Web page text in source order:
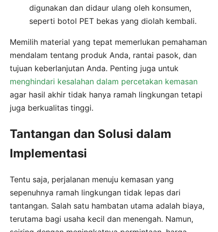
digunakan dan didaur ulang oleh konsumen,
seperti botol PET bekas yang diolah kembali.
Memilih material yang tepat memerlukan pemahaman
mendalam tentang produk Anda, rantai pasok, dan
tujuan keberlanjutan Anda. Penting juga untuk
menghindari kesalahan dalam percetakan kemasan
agar hasil akhir tidak hanya ramah lingkungan tetapi
juga berkualitas tinggi.
Tantangan dan Solusi dalam
Implementasi
Tentu saja, perjalanan menuju kemasan yang
sepenuhnya ramah lingkungan tidak lepas dari
tantangan. Salah satu hambatan utama adalah biaya,
terutama bagi usaha kecil dan menengah. Namun,